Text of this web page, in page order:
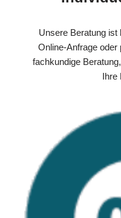
Unsere Beratung
Online-Anfrage oder
fachkundige